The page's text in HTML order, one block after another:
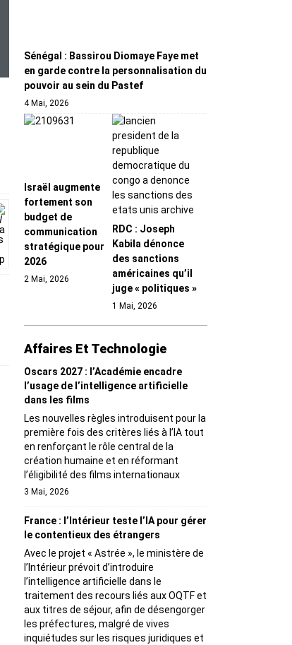
Sénégal : Bassirou Diomaye Faye met
en garde contre la personnalisation du
pouvoir au sein du Pastef
4 Mai, 2026
Israël augmente
fortement son
budget de
communication
stratégique pour
2026
2 Mai, 2026
RDC : Joseph
Kabila dénonce
des sanctions
américaines qu’il
juge « politiques »
1 Mai, 2026
Affaires Et Technologie
Oscars 2027 : l’Académie encadre
l’usage de l’intelligence artificielle
dans les films
Les nouvelles règles introduisent pour la
première fois des critères liés à l’IA tout
en renforçant le rôle central de la
création humaine et en réformant
l’éligibilité des films internationaux
3 Mai, 2026
France : l’Intérieur teste l’IA pour gérer
le contentieux des étrangers
Avec le projet « Astrée », le ministère de
l’Intérieur prévoit d’introduire
l’intelligence artificielle dans le
traitement des recours liés aux OQTF et
aux titres de séjour, afin de désengorger
les préfectures, malgré de vives
inquiétudes sur les risques juridiques et